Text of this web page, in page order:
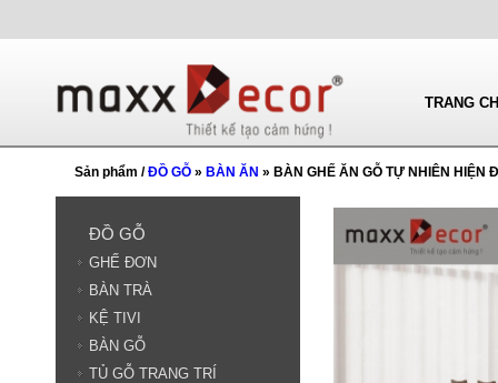
TRANG
Sản phẩm /ĐỒ GỖ » BÀN ĂN » BÀN GHẾ ĂN GỖ TỰ NHIÊN HIỆN
ĐỒ GỖ
GHẾ ĐƠN
BÀN TRÀ
KỆ TIVI
BÀN GỖ
TỦ GỖ TRANG TRÍ